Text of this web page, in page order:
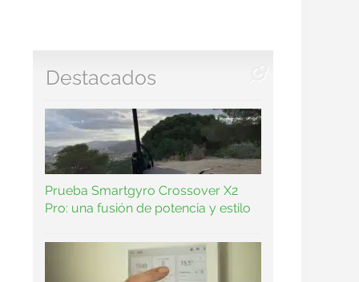
Destacados
Prueba Smartgyro Crossover X2
Pro: una fusión de potencia y estilo